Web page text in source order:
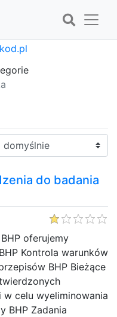
do badania
oferujemy
Kontrola warunków
BHP Bieżące
celu wyeliminowania
BHP Zadania